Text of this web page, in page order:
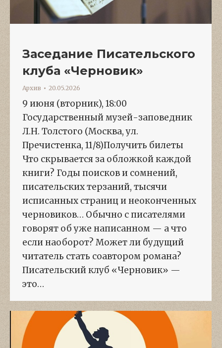
Заседание Писательского
клуба «Черновик»
Архив 20.05.2026
9 июня (вторник), 18:00
Государственный музей-заповедник
Л.Н. Толстого (Москва, ул.
Пречистенка, 11/8)Получить билеты
Что скрывается за обложкой каждой
книги? Годы поисков и сомнений,
писательских терзаний, тысячи
исписанных страниц и неоконченных
черновиков… Обычно с писателями
говорят об уже написанном — а что
если наоборот? Может ли будущий
читатель стать соавтором романа?
Писательский клуб «Черновик» —
это…